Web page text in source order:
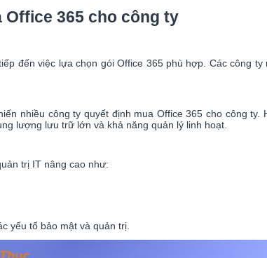
Office 365 cho công ty
đến việc lựa chọn gói Office 365 phù hợp. Các công
nhiều công ty quyết định mua Office 365 cho công
lượng lưu trữ lớn và khả năng quản lý linh hoạt.
trị IT nâng cao như:
yếu tố bảo mật và quản trị.